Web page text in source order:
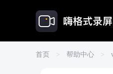
首页 > 帮助中心 >